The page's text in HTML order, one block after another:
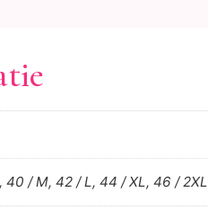
40 / M, 42 / L, 44 / XL, 46 / 2XL